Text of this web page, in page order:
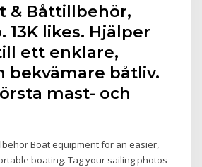
& Båttillbehör,
13K likes. Hjälper
ett enklare,
bekvämare båtliv.
mast- och
Boat equipment for an easier,
boating. Tag your sailing photos